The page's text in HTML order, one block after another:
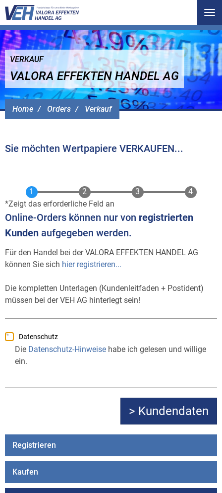
Home Orders Verkauf
VERKAUF
VALORA EFFEKTEN HANDEL AG
Sie möchten Wertpapiere VERKAUFEN...
Zeigt das erforderliche Feld an
Online-Orders können nur von registrierten
Kunden aufgegeben werden.
Für den Handel bei der VALORA EFFEKTEN HANDEL AG
können Sie sich hier registrieren...
Die kompletten Unterlagen (Kundenleitfaden + Postident)
müssen bei der VEH AG hinterlegt sein!
Datenschutz
Die Datenschutz-Hinweise habe ich gelesen und willige
ein.
Registrieren
Kaufen